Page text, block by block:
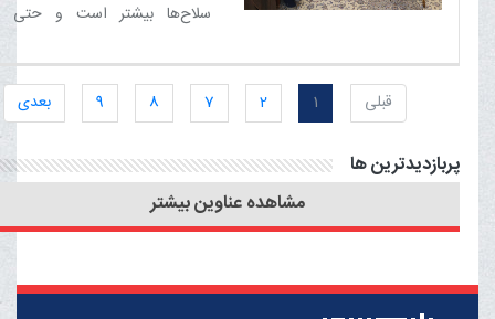
سلاح‌ها بیشتر است و حتی
اما تبلیغات مردمی می‌تواند آن‌ها
را خنثی کند.
قبلی 1
2
7
8
9 بعدی
پربازدیدترین ها
مشاهده عناوین بیشتر